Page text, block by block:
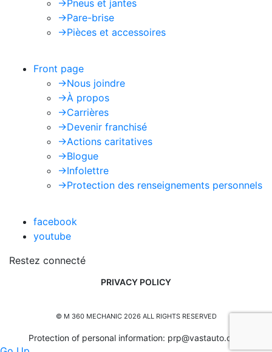
->Pneus et jantes
->Pare-brise
->Pièces et accessoires
Front page
->Nous joindre
->À propos
->Carrières
->Devenir franchisé
->Actions caritatives
->Blogue
->Infolettre
->Protection des renseignements personnels
facebook
youtube
Restez connecté
PRIVACY POLICY
© M 360 MECHANIC 2026 ALL RIGHTS RESERVED
Protection of personal information: prp@vastauto.com